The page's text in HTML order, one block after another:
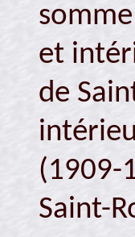
et
de
(1909-
Saint-